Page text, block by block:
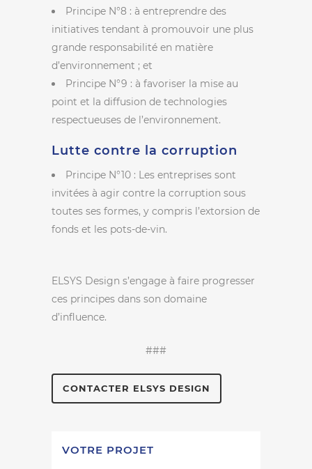
Principe N°8 : à entreprendre des
initiatives tendant à promouvoir une plus
grande responsabilité en matière
d’environnement ; et
Principe N°9 : à favoriser la mise au
point et la diffusion de technologies
respectueuses de l’environnement.
Lutte contre la corruption
Principe N°10 : Les entreprises sont
invitées à agir contre la corruption sous
toutes ses formes, y compris l’extorsion de
fonds et les pots-de-vin.
ELSYS Design s’engage à faire progresser
ces principes dans son domaine
d’influence.
###
CONTACTER ELSYS DESIGN
VOTRE PROJET